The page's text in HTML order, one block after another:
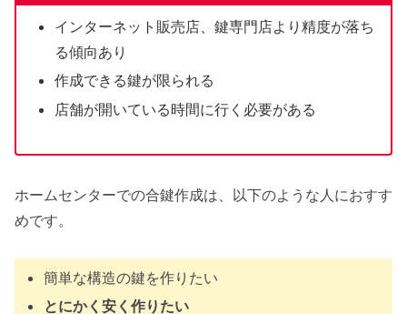
インターネット販売店、鍵専門店より精度が落ち
る傾向あり
作成できる鍵が限られる
店舗が開いている時間に行く必要がある
ホームセンターでの合鍵作成は、以下のような人におすす
めです。
簡単な構造の鍵を作りたい
とにかく安く作りたい